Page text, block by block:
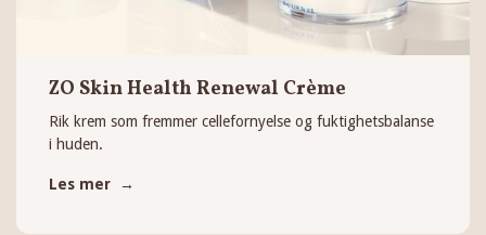
ZO Skin Health Renewal Crème
Rik krem som fremmer cellefornyelse og fuktighetsbalanse
i huden.
Les mer →